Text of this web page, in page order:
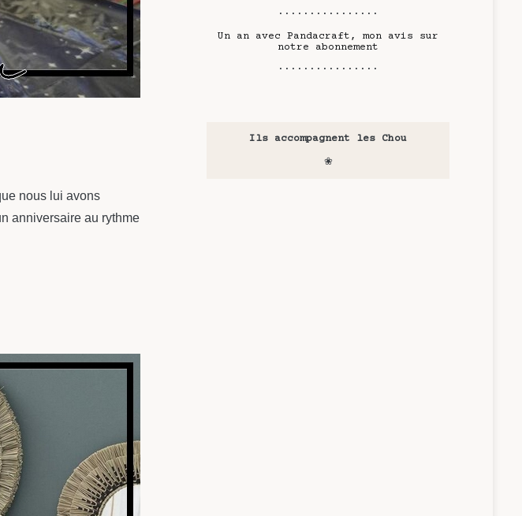
nous lui avons
anniversaire au rythme
················
Un an avec Pandacraft, mon avis sur
notre abonnement
················
Ils accompagnent les Chou
❀